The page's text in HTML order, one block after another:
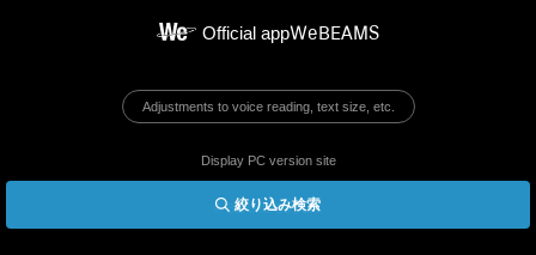
絞り込み検索
Official appWeBEAMS
Adjustments to voice reading, text size, etc.
Display PC version site
© BEAMS Co., Ltd.
English